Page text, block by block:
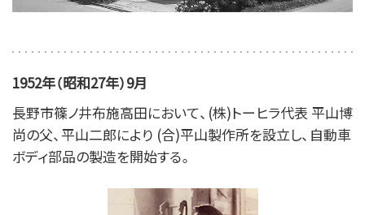
1952年（昭和27年）9月
長野市篠ノ井布施高田において、(株)トーヒラ代表 平山博
尚の父、平山二郎により (合)平山製作所を設立し、自動車
ボディ部品の製造を開始する。